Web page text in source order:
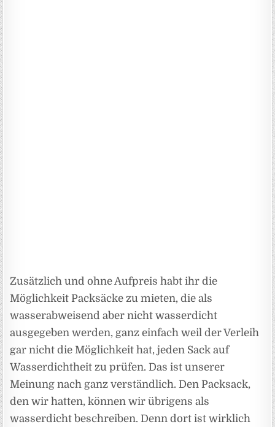
Zusätzlich und ohne Aufpreis habt ihr die
Möglichkeit Packsäcke zu mieten, die als
wasserabweisend aber nicht wasserdicht
ausgegeben werden, ganz einfach weil der Verleih
gar nicht die Möglichkeit hat, jeden Sack auf
Wasserdichtheit zu prüfen. Das ist unserer
Meinung nach ganz verständlich. Den Packsack,
den wir hatten, können wir übrigens als
wasserdicht beschreiben. Denn dort ist wirklich